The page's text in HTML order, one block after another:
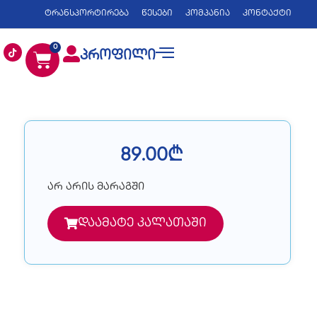
ტრანსპორტირება წესები კომპანია კონტაქტი
0
პროფილი
89.00₾
არ არის მარაგში
დაამატე კალათაში